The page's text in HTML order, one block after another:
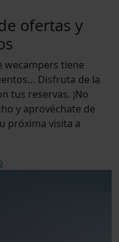
ofertas y
wecampers tiene
Disfruta de la
tus reservas. ¡No
y aprovéchate de
próxima visita a